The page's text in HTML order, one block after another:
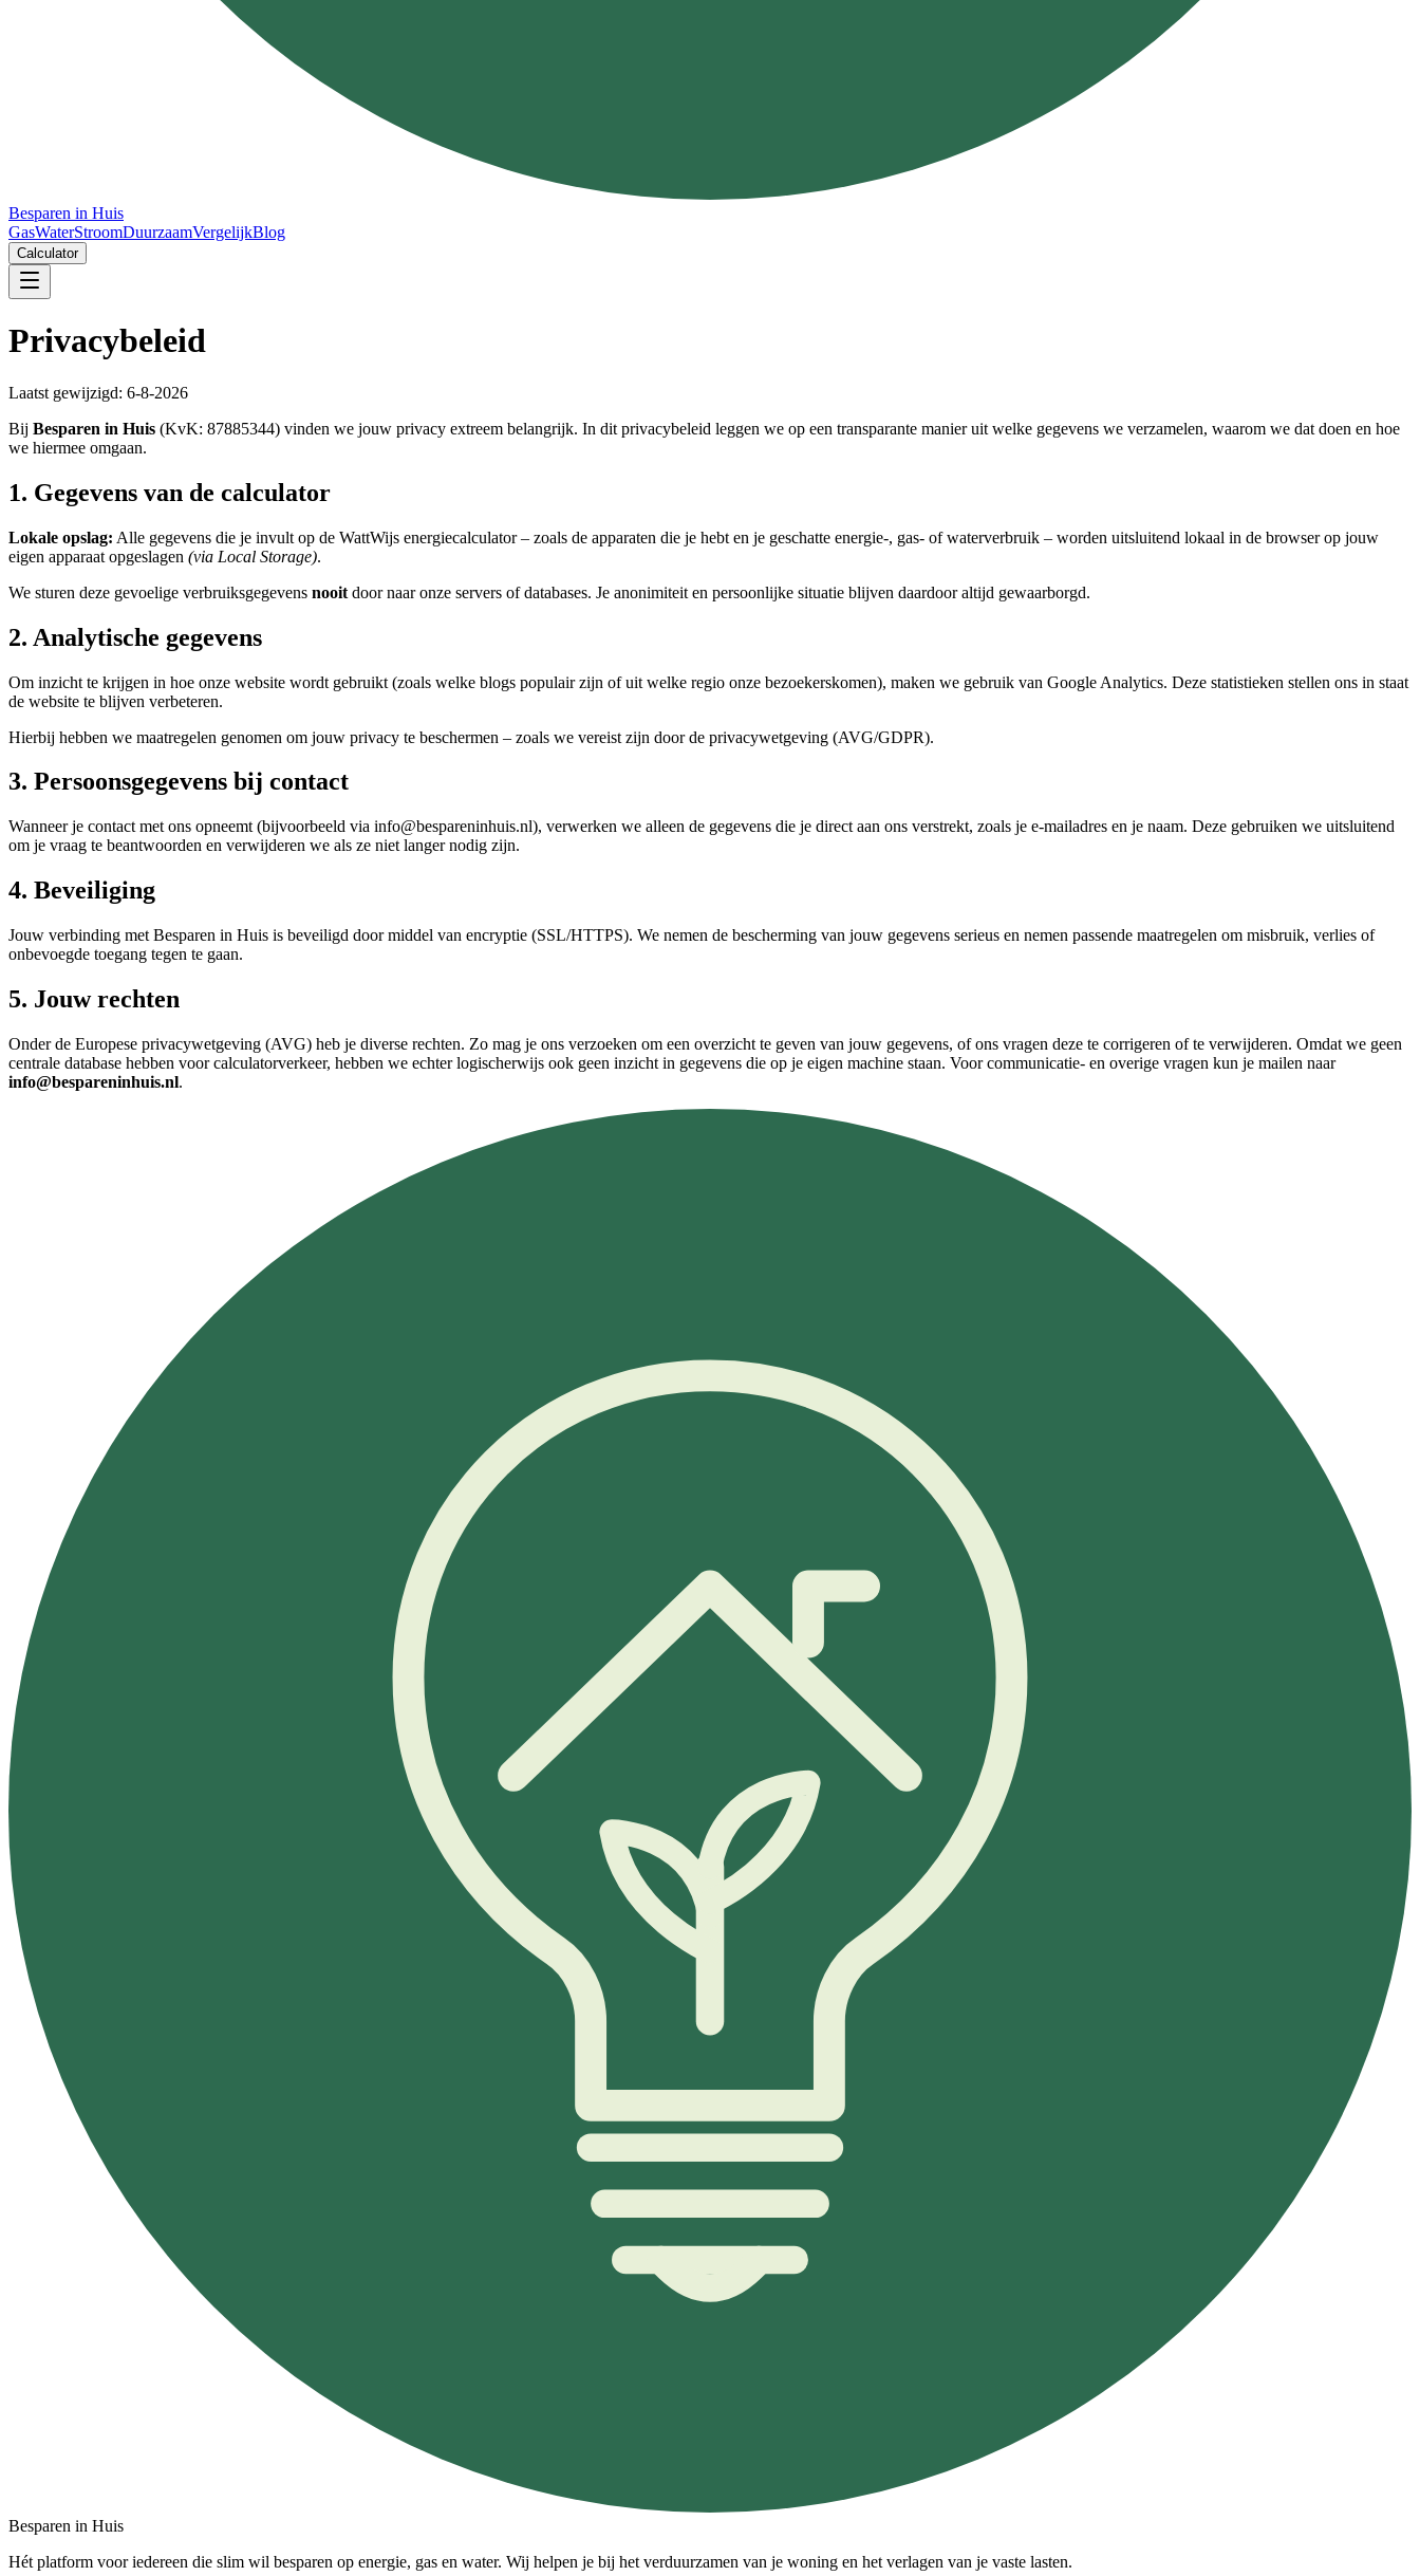
Besparen in Huis
GasWaterStroomDuurzaamVergelijkBlog
Calculator
Privacybeleid
Laatst gewijzigd: 6-8-2026
Bij Besparen in Huis (KvK: 87885344) vinden we jouw privacy extreem belangrijk. In dit privacybeleid leggen we op een transparante manier uit welke gegevens we verzamelen, waarom we dat doen en hoe
we hiermee omgaan.
1. Gegevens van de calculator
Lokale opslag: Alle gegevens die je invult op de WattWijs energiecalculator – zoals de apparaten die je hebt en je geschatte energie-, gas- of waterverbruik – worden uitsluitend lokaal in de browser op jouw
eigen apparaat opgeslagen (via Local Storage).
We sturen deze gevoelige verbruiksgegevens nooit door naar onze servers of databases. Je anonimiteit en persoonlijke situatie blijven daardoor altijd gewaarborgd.
2. Analytische gegevens
Om inzicht te krijgen in hoe onze website wordt gebruikt (zoals welke blogs populair zijn of uit welke regio onze bezoekerskomen), maken we gebruik van Google Analytics. Deze statistieken stellen ons in staat
de website te blijven verbeteren.
Hierbij hebben we maatregelen genomen om jouw privacy te beschermen – zoals we vereist zijn door de privacywetgeving (AVG/GDPR).
3. Persoonsgegevens bij contact
Wanneer je contact met ons opneemt (bijvoorbeeld via info@bespareninhuis.nl), verwerken we alleen de gegevens die je direct aan ons verstrekt, zoals je e-mailadres en je naam. Deze gebruiken we uitsluitend
om je vraag te beantwoorden en verwijderen we als ze niet langer nodig zijn.
4. Beveiliging
Jouw verbinding met Besparen in Huis is beveiligd door middel van encryptie (SSL/HTTPS). We nemen de bescherming van jouw gegevens serieus en nemen passende maatregelen om misbruik, verlies of
onbevoegde toegang tegen te gaan.
5. Jouw rechten
Onder de Europese privacywetgeving (AVG) heb je diverse rechten. Zo mag je ons verzoeken om een overzicht te geven van jouw gegevens, of ons vragen deze te corrigeren of te verwijderen. Omdat we geen
centrale database hebben voor calculatorverkeer, hebben we echter logischerwijs ook geen inzicht in gegevens die op je eigen machine staan. Voor communicatie- en overige vragen kun je mailen naar
info@bespareninhuis.nl.
Besparen in Huis
Hét platform voor iedereen die slim wil besparen op energie, gas en water. Wij helpen je bij het verduurzamen van je woning en het verlagen van je vaste lasten.